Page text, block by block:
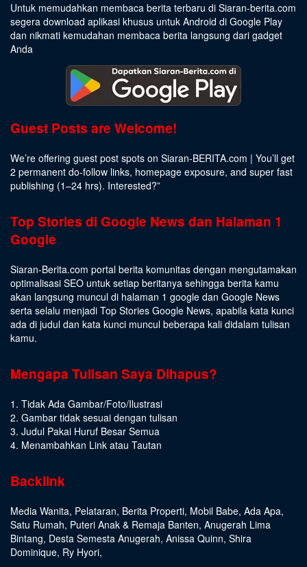
Untuk memudahkan membaca berita terbaru di Siaran-berita.com
segera download aplikasi khusus untuk Android di Google Play
dan nikmati kemudahan membaca berita langsung dari gadget
Anda
Guest Posts are Welcome!
We’re offering guest post spots on Siaran-BERITA.com | You’ll get
2 permanent do-follow links, homepage exposure, and super fast
publishing (1–24 hrs). Interested?”
Top Stories di Google News dan Halaman 1
Google
Siaran-Berita.com portal berita komunitas dengan mengutamakan
optimalisasi SEO untuk setiap beritanya sehingga berita kamu
akan langsung muncul di halaman 1 google dan Google News
serta selalu menjadi Top Stories Google News, apabila kata kunci
ada di judul dan kata kunci muncul beberapa kali didalam tulisan
kamu.
Mengapa Tulisan Saya Dihapus?
1. Tidak Ada Gambar/Foto/Ilustrasi
2. Gambar tidak sesuai dengan tulisan
3. Judul Pakai Huruf Besar Semua
4. Menambahkan Link atau Tautan
Backlink
Media Wanita, Pelataran, Berita Properti, Mobil Babe, Ada Apa,
Satu Rumah, Puteri Anak & Remaja Banten, Anugerah Lima
Bintang, Desta Semesta Anugerah, Anissa Quinn, Shira
Dominique, Ry Hyori,